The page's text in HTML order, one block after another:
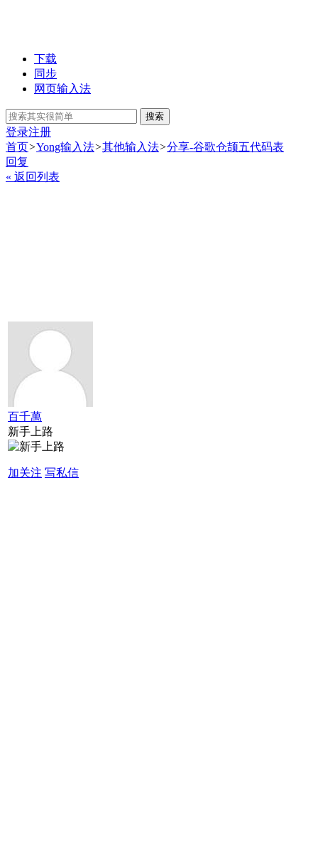
下载
同步
网页输入法
搜索
登录注册
首页>Yong输入法>其他输入法>分享-谷歌仓颉五代码表
回复
« 返回列表
百千萬
新手上路
加关注 写私信